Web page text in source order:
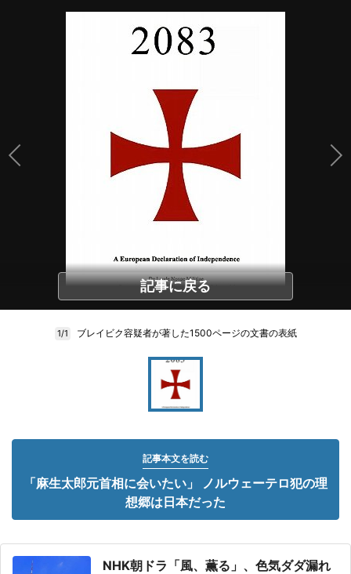
記事に戻る
1/1 ブレイビク容疑者が著した1500ページの文書の表紙
記事本文を読む
「麻生太郎元首相に会いたい」 ノルウェーテロ犯の理
想郷は日本だった
NHK朝ドラ「風、薫る」、色気ダダ漏れ